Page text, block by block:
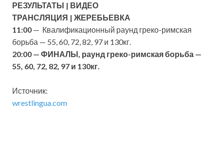
РЕЗУЛЬТАТЫ | ВИДЕО
ТРАНСЛЯЦИЯ | ЖЕРЕБЬЕВКА
11:00 — Квалификационный раунд греко-римская
борьба — 55, 60, 72, 82, 97 и 130кг.
20:00 — ФИНАЛЫ, раунд греко-римская борьба —
55, 60, 72, 82, 97 и 130кг.
Источник:
wrestlingua.com